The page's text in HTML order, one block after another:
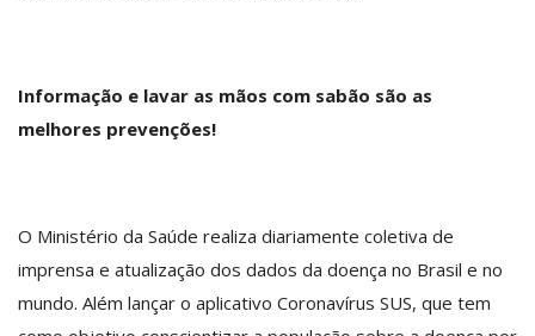
Informação e lavar as mãos com sabão são as
melhores prevenções!
O Ministério da Saúde realiza diariamente coletiva de
imprensa e atualização dos dados da doença no Brasil e no
mundo. Além lançar o aplicativo Coronavírus SUS, que tem